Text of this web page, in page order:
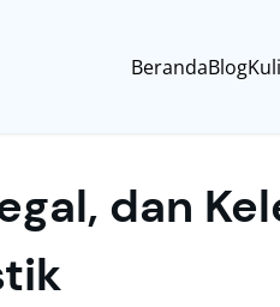
BerandaBlog
dan